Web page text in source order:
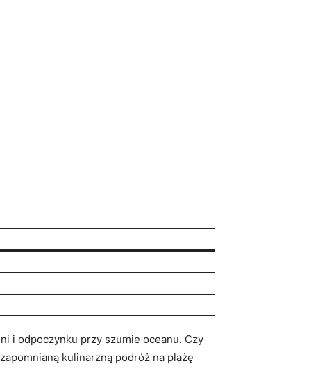
i⁢ odpoczynku ​przy ⁢szumie oceanu. Czy
kulinarzną ⁣podróż na plażę